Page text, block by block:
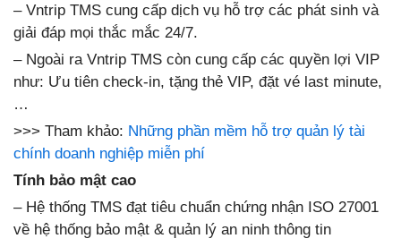
– Vntrip TMS cung cấp dịch vụ hỗ trợ các phát sinh và
giải đáp mọi thắc mắc 24/7.
– Ngoài ra Vntrip TMS còn cung cấp các quyền lợi VIP
như: Ưu tiên check-in, tặng thẻ VIP, đặt vé last minute,
…
>>> Tham khảo: Những phần mềm hỗ trợ quản lý tài
chính doanh nghiệp miễn phí
Tính bảo mật cao
– Hệ thống TMS đạt tiêu chuẩn chứng nhận ISO 27001
về hệ thống bảo mật & quản lý an ninh thông tin